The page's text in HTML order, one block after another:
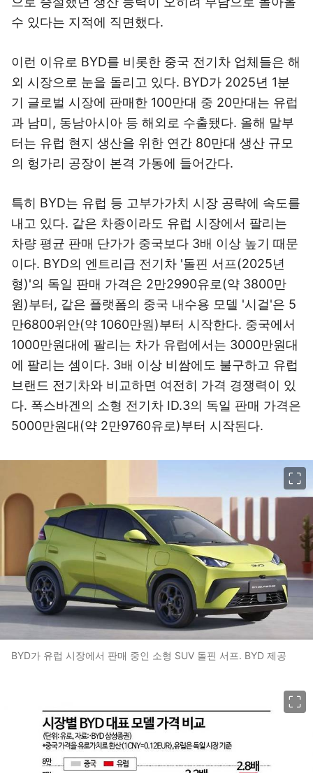
수 있다는 지적에 직면했다.
이런 이유로 BYD를 비롯한 중국 전기차 업체들은 해
외 시장으로 눈을 돌리고 있다. BYD가 2025년 1분
기 글로벌 시장에 판매한 100만대 중 20만대는 유럽
과 남미, 동남아시아 등 해외로 수출됐다. 올해 말부
터는 유럽 현지 생산을 위한 연간 80만대 생산 규모
의 헝가리 공장이 본격 가동에 들어간다.
특히 BYD는 유럽 등 고부가가치 시장 공략에 속도를
내고 있다. 같은 차종이라도 유럽 시장에서 팔리는
차량 평균 판매 단가가 중국보다 3배 이상 높기 때문
이다. BYD의 엔트리급 전기차 '돌핀 서프(2025년
형)'의 독일 판매 가격은 2만2990유로(약 3800만
원)부터, 같은 플랫폼의 중국 내수용 모델 '시걸'은 5
만6800위안(약 1060만원)부터 시작한다. 중국에서
1000만원대에 팔리는 차가 유럽에서는 3000만원대
에 팔리는 셈이다. 3배 이상 비쌈에도 불구하고 유럽
브랜드 전기차와 비교하면 여전히 가격 경쟁력이 있
다. 폭스바겐의 소형 전기차 ID.3의 독일 판매 가격은
5000만원대(약 2만9760유로)부터 시작된다.
BYD가 유럽 시장에서 판매 중인 소형 SUV 돌핀 서프. BYD 제공